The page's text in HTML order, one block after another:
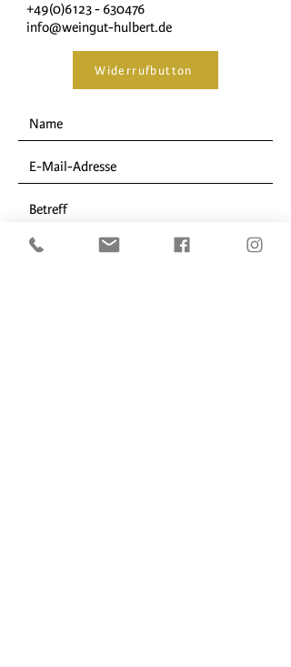
+49(0)6123 - 630476
info@weingut-hulbert.de
Widerrufbutton